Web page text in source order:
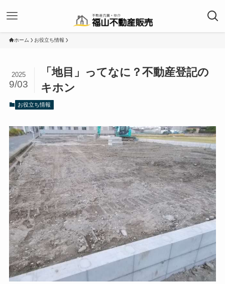
ホーム お役立ち情報
「地目」ってなに？不動産登記の
キホン
2025
9/03
お役立ち情報